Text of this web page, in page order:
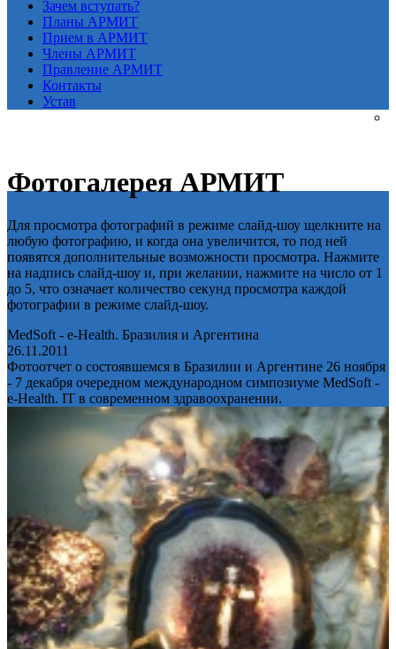
Зачем вступать?
Планы АРМИТ
Прием в АРМИТ
Члены АРМИТ
Правление АРМИТ
Контакты
Устав
Фотогалерея АРМИТ
Для просмотра фотографий в режиме слайд-шоу щелкните на
любую фотографию, и когда она увеличится, то под ней
появятся дополнительные возможности просмотра. Нажмите
на надпись слайд-шоу и, при желании, нажмите на число от 1
до 5, что означает количество секунд просмотра каждой
фотографии в режиме слайд-шоу.
MedSoft - e-Health. Бразилия и Аргентина
26.11.2011
Фотоотчет о состоявшемся в Бразилии и Аргентине 26 ноября
- 7 декабря очередном международном симпозиуме MedSoft -
e-Health. IT в современном здравоохранении.